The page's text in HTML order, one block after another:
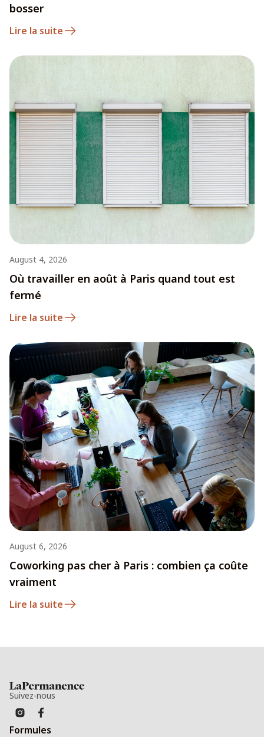
bosser
Lire la suite
August 4, 2026
Où travailler en août à Paris quand tout est
fermé
Lire la suite
August 6, 2026
Coworking pas cher à Paris : combien ça coûte
vraiment
Lire la suite
Suivez-nous
Formules